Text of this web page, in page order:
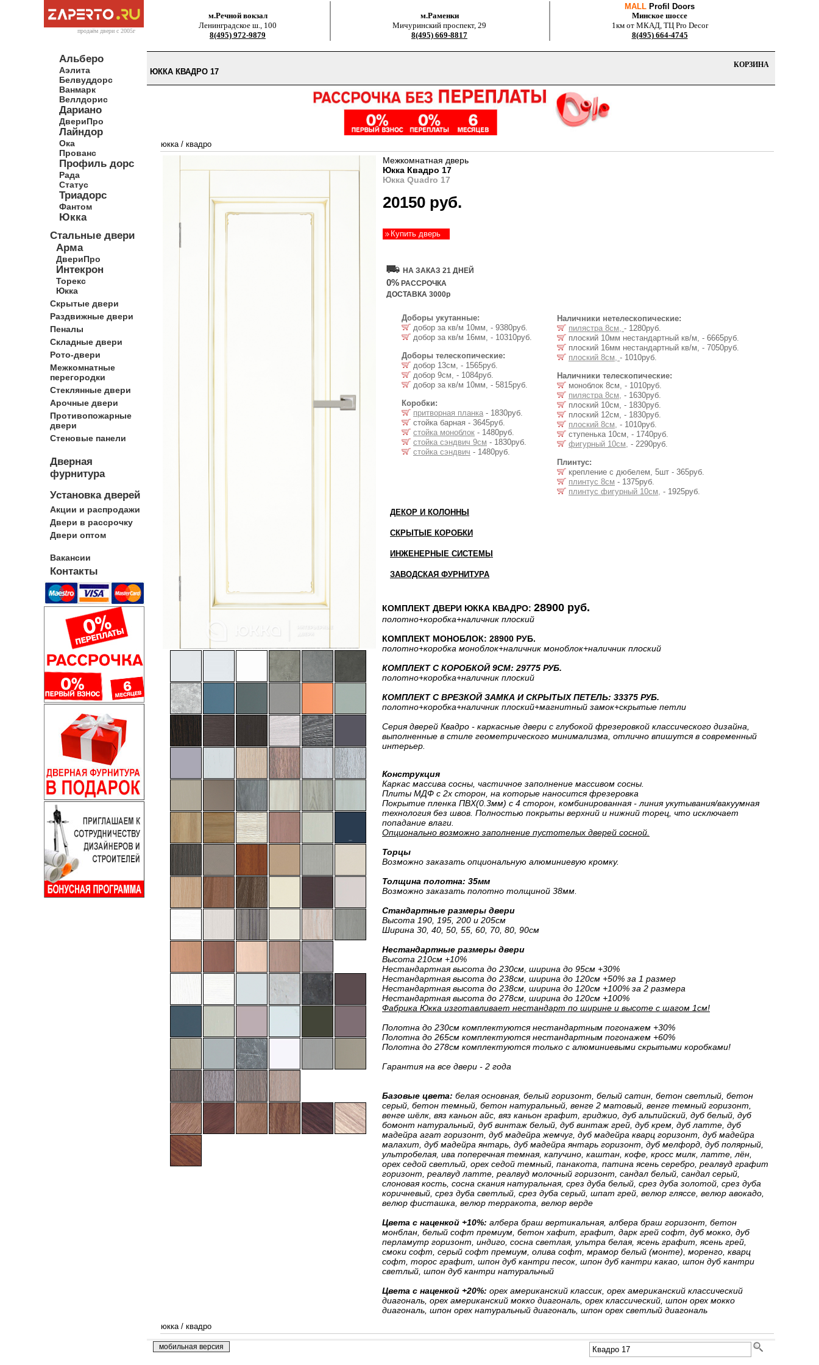
продаём двери c 2005г
Альберо
Аэлита
Белвуддорс
Ванмарк
Веллдорис
Дариано
ДвериПро
Лайндор
Ока
Прованс
Профиль дорс
Рада
Статус
Триадорс
Фантом
Юкка
Стальные двери
Арма
ДвериПро
Интекрон
Торекс
Юкка
Скрытые двери
Раздвижные двери
Пеналы
Складные двери
Рото-двери
Межкомнатные
перегородки
Стеклянные двери
Арочные двери
Противопожарные
двери
Стеновые панели
Дверная
фурнитура
Установка дверей
Акции и распродажи
Двери в рассрочку
Двери оптом
Вакансии
Контакты
м.Речной вокзал
Ленинградское ш., 100
8(495) 972-9879
м.Раменки
Мичуринский проспект, 29
8(495) 669-8817
MALL Profil Doors
Минское шоссе
1км от МКАД, ТЦ Pro Decor
8(495) 664-4745
КОРЗИНА
ЮККА КВАДРО 17
юкка/ квадро
Межкомнатная дверь
Юкка Квадро 17
Юкка Quadro 17
20150 руб.
Купить дверь
НА ЗАКАЗ 21 ДНЕЙ
0% РАССРОЧКА
ДОСТАВКА 3000р
Доборы укутанные:
добор за кв/м 10мм, - 9380руб.
добор за кв/м 16мм, - 10310руб.
Доборы телескопические:
добор 13см, - 1565руб.
добор 9см, - 1084руб.
добор за кв/м 10мм, - 5815руб.
Коробки:
притворная планка - 1830руб.
стойка барная - 3645руб.
стойка моноблок - 1480руб.
стойка сэндвич 9см - 1830руб.
стойка сэндвич - 1480руб.
Наличники нетелескопические:
пилястра 8см, - 1280руб.
плоский 10мм нестандартный кв/м, - 6665руб.
плоский 16мм нестандартный кв/м, - 7050руб.
плоский 8см, - 1010руб.
Наличники телескопические:
моноблок 8см, - 1010руб.
пилястра 8см, - 1630руб.
плоский 10см, - 1830руб.
плоский 12см, - 1830руб.
плоский 8см, - 1010руб.
ступенька 10см, - 1740руб.
фигурный 10см, - 2290руб.
Плинтус:
крепление с дюбелем, 5шт - 365руб.
плинтус 8см - 1375руб.
плинтус фигурный 10см, - 1925руб.
ДЕКОР И КОЛОННЫ
СКРЫТЫЕ КОРОБКИ
ИНЖЕНЕРНЫЕ СИСТЕМЫ
ЗАВОДСКАЯ ФУРНИТУРА
КОМПЛЕКТ ДВЕРИ ЮККА КВАДРО: 28900 руб.
полотно+коробка+наличник плоский
КОМПЛЕКТ МОНОБЛОК: 28900 РУБ.
полотно+коробка моноблок+наличник моноблок+наличник плоский
КОМПЛЕКТ С КОРОБКОЙ 9СМ: 29775 РУБ.
полотно+коробка+наличник плоский
КОМПЛЕКТ С ВРЕЗКОЙ ЗАМКА И СКРЫТЫХ ПЕТЕЛЬ: 33375 РУБ.
полотно+коробка+наличник плоский+магнитный замок+скрытые петли
Серия дверей Квадро - каркасные двери с глубокой фрезеровкой классического дизайна,
выполненные в стиле геометрического минимализма, отлично впишутся в современный
интерьер.
Конструкция
Каркас массива сосны, частичное заполнение массивом сосны.
Плиты МДФ с 2х сторон, на которые наносится фрезеровка
Покрытие пленка ПВХ(0.3мм) с 4 сторон, комбинированная - линия укутывания/вакуумная
технология без швов. Полностью покрыты верхний и нижний торец, что исключает
попадание влаги.
Опционально возможно заполнение пустотелых дверей сосной.
Торцы
Возможно заказать опциональную алюминиевую кромку.
Толщина полотна: 35мм
Возможно заказать полотно толщиной 38мм.
Стандартные размеры двери
Высота 190, 195, 200 и 205см
Ширина 30, 40, 50, 55, 60, 70, 80, 90см
Нестандартные размеры двери
Высота 210см +10%
Нестандартная высота до 230см, ширина до 95см +30%
Нестандартная высота до 238см, ширина до 120см +50% за 1 размер
Нестандартная высота до 238см, ширина до 120см +100% за 2 размера
Нестандартная высота до 278см, ширина до 120см +100%
Фабрика Юкка изготавливает нестандарт по ширине и высоте с шагом 1см!
Полотна до 230см комплектуются нестандартным погонажем +30%
Полотна до 265см комплектуются нестандартным погонажем +60%
Полотна до 278см комплектуются только с алюминиевыми скрытыми коробками!
Гарантия на все двери - 2 года
Базовые цвета: белая основная, белый горизонт, белый сатин, бетон светлый, бетон
серый, бетон темный, бетон натуральный, венге 2 матовый, венге темный горизонт,
венге шёлк, вяз каньон айс, вяз каньон графит, гриджио, дуб альпийский, дуб белый, дуб
бомонт натуральный, дуб винтаж белый, дуб винтаж грей, дуб крем, дуб латте, дуб
мадейра агат горизонт, дуб мадейра жемчуг, дуб мадейра кварц горизонт, дуб мадейра
малахит, дуб мадейра янтарь, дуб мадейра янтарь горизонт, дуб мелфорд, дуб полярный,
ультробелая, ива поперечная темная, капучино, каштан, кофе, кросс милк, латте, лён,
орех седой светлый, орех седой темный, панакота, патина ясень серебро, реалвуд графит
горизонт, реалвуд латте, реалвуд молочный горизонт, сандал белый, сандал серый,
слоновая кость, сосна скания натуральная, срез дуба белый, срез дуба золотой, срез дуба
коричневый, срез дуба светлый, срез дуба серый, шпат грей, велюр гляссе, велюр авокадо,
велюр фисташка, велюр терракота, велюр верде
Цвета с наценкой +10%: албера браш вертикальная, албера браш горизонт, бетон
монблан, белый софт премиум, бетон хафит, графит, дарк грей софт, дуб мокко, дуб
перламутр горизонт, индиго, сосна светлая, ультра белая, ясень графит, ясень грей,
смоки софт, серый софт премиум, олива софт, мрамор белый (монте), моренго, кварц
софт, торос графит, шпон дуб кантри песок, шпон дуб кантри какао, шпон дуб кантри
светлый, шпон дуб кантри натуральный
Цвета с наценкой +20%: орех американский классик, орех американский классический
диагональ, орех американский мокко диагональ, орех классический, шпон орех мокко
диагональ, шпон орех натуральный диагональ, шпон орех светлый диагональ
юкка/ квадро